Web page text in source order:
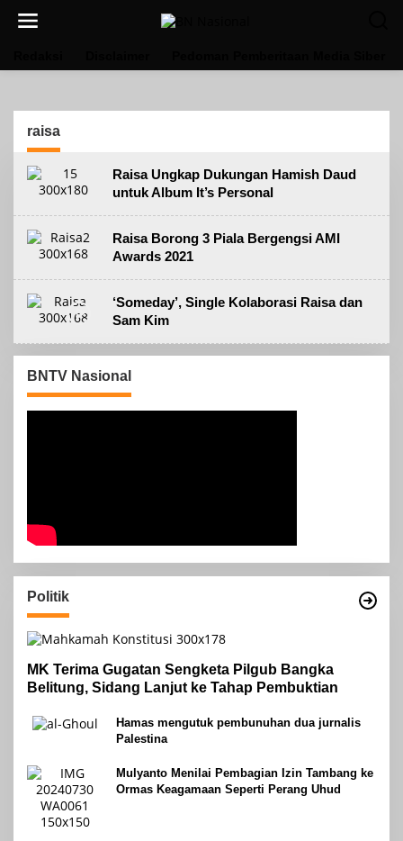
raisa
Raisa Ungkap Dukungan Hamish Daud
untuk Album It’s Personal
Raisa Borong 3 Piala Bergengsi AMI
Awards 2021
‘Someday’, Single Kolaborasi Raisa dan
Sam Kim
BNTV Nasional
Politik
MK Terima Gugatan Sengketa Pilgub Bangka
Belitung, Sidang Lanjut ke Tahap Pembuktian
Hamas mengutuk pembunuhan dua jurnalis
Palestina
Mulyanto Menilai Pembagian Izin Tambang ke
Ormas Keagamaan Seperti Perang Uhud